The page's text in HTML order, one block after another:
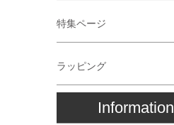
特集ページ
ラッピング
Information